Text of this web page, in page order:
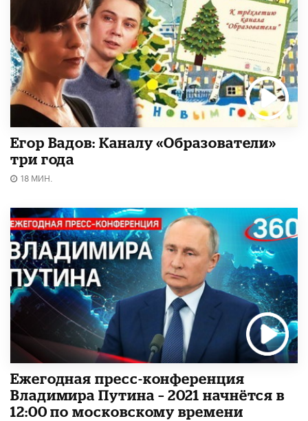
Егор Вадов: Каналу «Образователи»
три года
18 МИН.
Ежегодная пресс-конференция
Владимира Путина – 2021 начнётся в
12:00 по московскому времени